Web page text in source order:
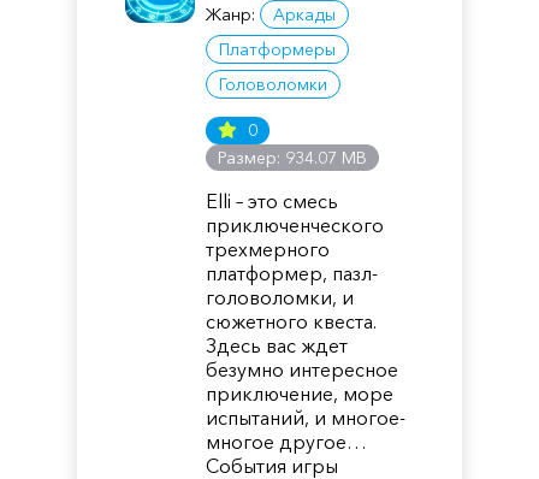
Жанр:
Аркады
Платформеры
Головоломки
0
Размер: 934.07 MB
Elli – это смесь
приключенческого
трехмерного
платформер, пазл-
головоломки, и
сюжетного квеста.
Здесь вас ждет
безумно интересное
приключение, море
испытаний, и многое-
многое другое…
События игры